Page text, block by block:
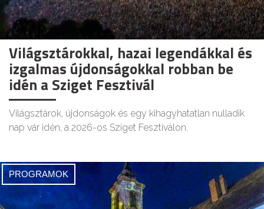
Világsztárokkal, hazai legendákkal és
izgalmas újdonságokkal robban be
idén a Sziget Fesztivál
Világsztárok, újdonságok és egy kihagyhatatlan nulladik
nap vár idén, a 2026-os Sziget Fesztiválon.
PROGRAMOK